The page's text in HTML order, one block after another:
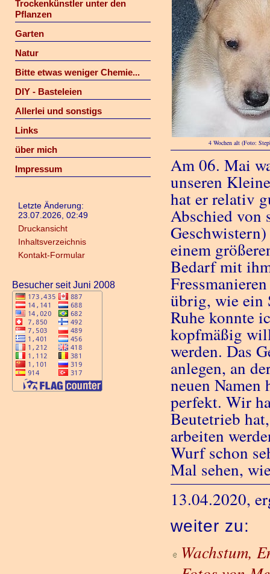
Trockenkünstler unter den
Pflanzen
Garten
Natur
Bitte etwas weniger Chemie...
DIY - Basteleien
Allerlei und sonstigs
Links
über mich
Impressum
Letzte Änderung:
23.07.2026, 02:49
Druckansicht
Inhaltsverzeichnis
Kontakt-Formular
Besucher seit Juni 2008
4 Wochen alt (Foto:
Am 06. Mai
unseren
hat er relativ
Abschied von
einem
Bedarf mit
übrig, wie ein
Ruhe konnte
kopfmäßig
werden. Das
anlegen, an
neuen
perfekt. Wir
Beutetrieb
arbeiten
Wurf schon
Mal sehen,
13.04.2020,
weiter zu:
Wachstum,